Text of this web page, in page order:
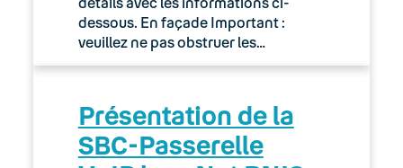
dessous. En façade Important :
veuillez ne pas obstruer les…
Présentation de la
SBC-Passerelle